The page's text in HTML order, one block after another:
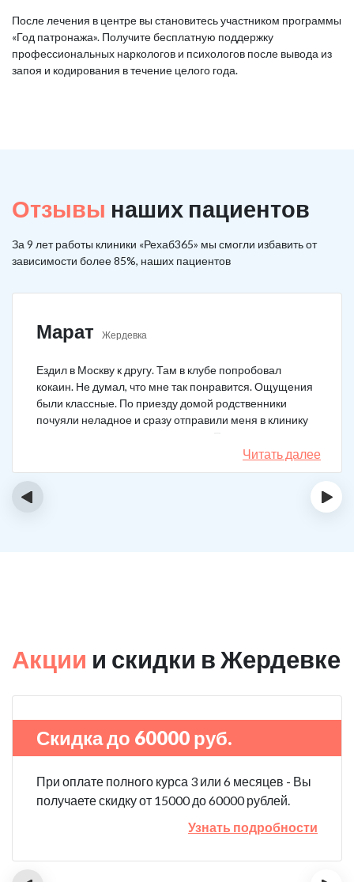
После лечения в центре вы становитесь участником программы
«Год патронажа». Получите бесплатную поддержку
профессиональных наркологов и психологов после вывода из
запоя и кодирования в течение целого года.
Отзывы наших пациентов
За 9 лет работы клиники «Рехаб365» мы смогли избавить от
зависимости более 85%, наших пациентов
Марат Жердевка
Ездил в Москву к другу. Там в клубе попробовал
кокаин. Не думал, что мне так понравится. Ощущения
были классные. По приезду домой родственники
почуяли неладное и сразу отправили меня в клинику
после того как я им все рассказал. Прошел курс
лечения, но мысли о коксе не прошли. Сейчас хожу на
курсы анонимных наркоманов, делаю все, чтобы
Читать далее
‹ ›
Акции и скидки в Жердевке
Скидка до 60000 руб.
При оплате полного курса 3 или 6 месяцев - Вы
получаете скидку от 15000 до 60000 рублей.
Узнать подробности